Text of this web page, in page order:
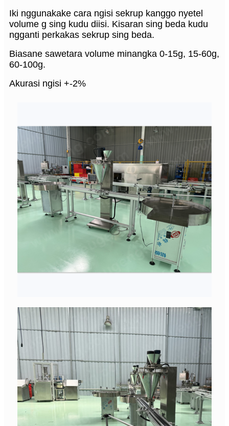
Iki nggunakake cara ngisi sekrup kanggo nyetel
volume g sing kudu diisi. Kisaran sing beda kudu
ngganti perkakas sekrup sing beda.
Biasane sawetara volume minangka 0-15g, 15-60g,
60-100g.
Akurasi ngisi +-2%